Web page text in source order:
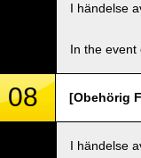
I händelse
In the event
08 [Obehörig
I händelse